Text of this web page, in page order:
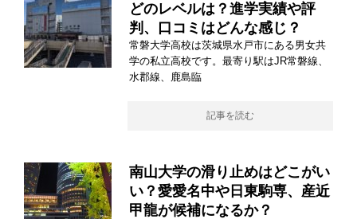
どのレベルは？進学実績や評
判、口コミはどんな感じ？
常磐大学高校は茨城県水戸市にある男女共
学の私立高校です。最寄り駅はJR常磐線、
水郡線、鹿島臨
記事を読む
南山大学の滑り止めはどこがい
い？愛愛名中や日東駒専、産近
甲龍が候補になるか？